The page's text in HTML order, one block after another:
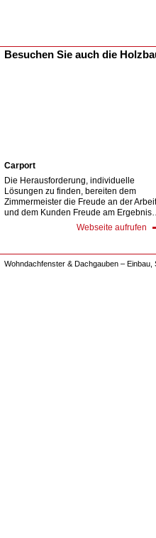
Besuchen Sie auch die
Carport
Die Herausforderung, individuelle
Lösungen zu finden, bereiten dem
Zimmermeister die Freude an der Arbeit
und dem Kunden Freude am
Webseite aufrufen
Wohndachfenster & Dachgauben –